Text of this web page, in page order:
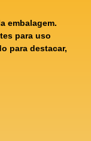
embalagem.
para uso
para destacar,